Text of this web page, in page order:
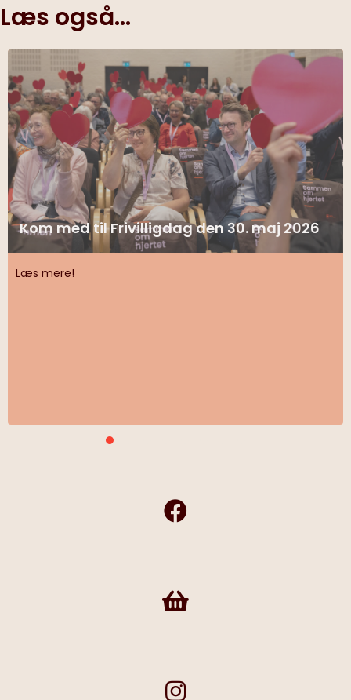
Læs også...
Kom med til Frivilligdag den 30. maj 2026
Læs mere!
Frivilligshop